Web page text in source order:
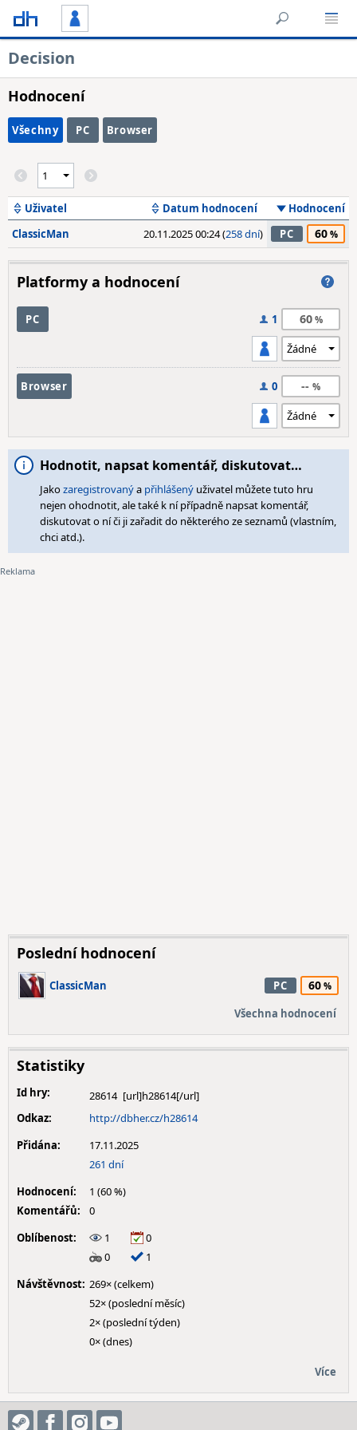
Decision
Hodnocení
Všechny PC Browser
Uživatel Datum hodnocení
Hodnocení
ClassicMan
20.11.2025 00:24 (258 dní) PC 60
Platformy a hodnocení
PC 1 60
Browser 0 --
Hodnotit, napsat komentář, diskutovat…
Jakozaregistrovanýa přihlášený uživatel můžete tuto hru
nejen ohodnotit, ale také k ní případně napsat komentář,
diskutovat o ní či ji zařadit do některého ze seznamů (vlastním,
chci atd.).
Poslední hodnocení
ClassicMan PC 60
Všechna hodnocení
Statistiky
Id hry:
28614
Odkaz:
http://dbher.cz/h28614
Přidána:
17.11.2025
261 dní
Hodnocení:
1 (60 %)
Komentářů:
0
Oblíbenost:
1
0
0
1
Návštěvnost: 269× (celkem)
52× (poslední měsíc)
2× (poslední týden)
0× (dnes)
Více